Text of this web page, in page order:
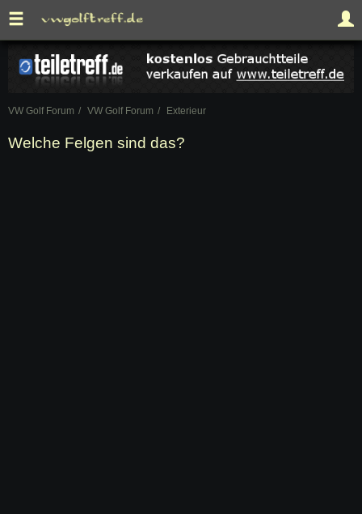
VW Golf Forum VW Golf Forum Exterieur
Welche Felgen sind das?